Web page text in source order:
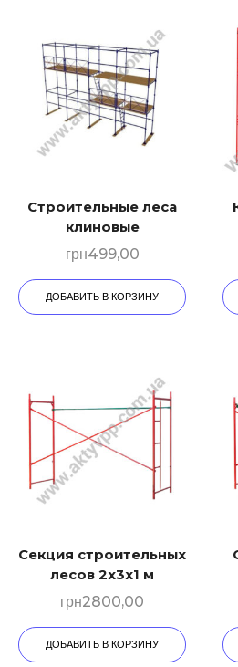
Строительные леса
клиновые
грн499,00
ДОБАВИТЬ В КОРЗИНУ
Секция строительных
лесов 2х3х1 м
грн2800,00
ДОБАВИТЬ В КОРЗИНУ